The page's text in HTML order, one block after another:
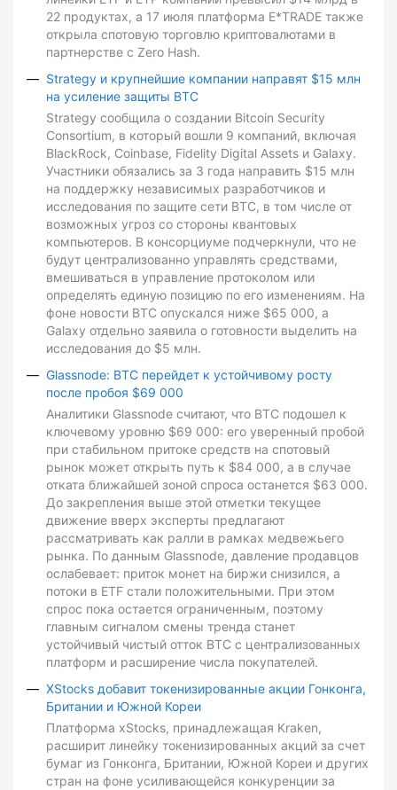
22 продуктах, а 17 июля платформа E*TRADE также
открыла спотовую торговлю криптовалютами в
партнерстве с Zero Hash.
Strategy и крупнейшие компании направят $15 млн
на усиление защиты BTC
Strategy сообщила о создании Bitcoin Security
Consortium, в который вошли 9 компаний, включая
BlackRock, Coinbase, Fidelity Digital Assets и Galaxy.
Участники обязались за 3 года направить $15 млн
на поддержку независимых разработчиков и
исследования по защите сети BTC, в том числе от
возможных угроз со стороны квантовых
компьютеров. В консорциуме подчеркнули, что не
будут централизованно управлять средствами,
вмешиваться в управление протоколом или
определять единую позицию по его изменениям. На
фоне новости BTC опускался ниже $65 000, а
Galaxy отдельно заявила о готовности выделить на
исследования до $5 млн.
Glassnode: BTC перейдет к устойчивому росту
после пробоя $69 000
Аналитики Glassnode считают, что BTC подошел к
ключевому уровню $69 000: его уверенный пробой
при стабильном притоке средств на спотовый
рынок может открыть путь к $84 000, а в случае
отката ближайшей зоной спроса останется $63 000.
До закрепления выше этой отметки текущее
движение вверх эксперты предлагают
рассматривать как ралли в рамках медвежьего
рынка. По данным Glassnode, давление продавцов
ослабевает: приток монет на биржи снизился, а
потоки в ETF стали положительными. При этом
спрос пока остается ограниченным, поэтому
главным сигналом смены тренда станет
устойчивый чистый отток BTC с централизованных
платформ и расширение числа покупателей.
XStocks добавит токенизированные акции Гонконга,
Британии и Южной Кореи
Платформа xStocks, принадлежащая Kraken,
расширит линейку токенизированных акций за счет
бумаг из Гонконга, Британии, Южной Кореи и других
стран на фоне усиливающейся конкуренции за